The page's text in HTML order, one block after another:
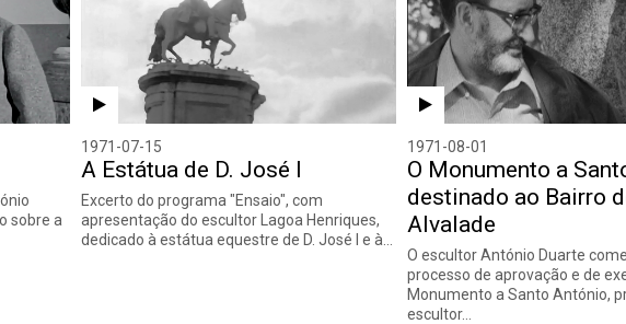
sobre a
1971-07-15
A Estátua de D. José I
Excerto do programa "Ensaio", com
apresentação do escultor Lagoa Henriques,
dedicado à estátua equestre de D. José I e à…
1971-08-01
O Monumento a
destinado ao Bairro
Alvalade
O escultor António Duarte
processo de aprovação e de
Monumento a Santo António,
escultor…